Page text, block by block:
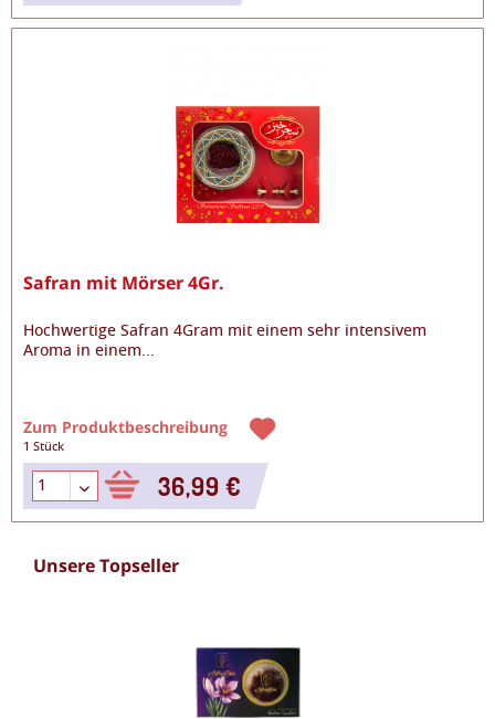
Safran mit Mörser 4Gr.
Hochwertige Safran 4Gram mit einem sehr intensivem
Aroma in einem...
Zum Produktbeschreibung
1 Stück
36,99 €
Unsere Topseller